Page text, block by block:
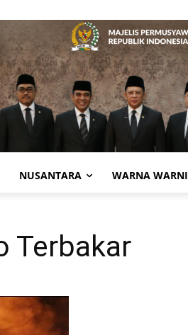
NUSANTARA WARNA WARNI
Terbakar